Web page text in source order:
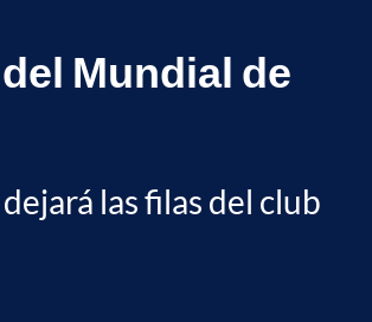
Mundial de
las filas del club